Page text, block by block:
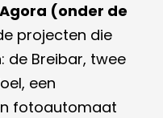
(onder de
projecten die
de Breibar, twee
een
fotoautomaat